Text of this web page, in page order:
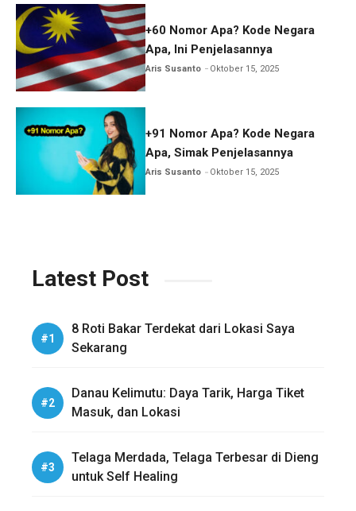
+60 Nomor Apa? Kode Negara
Apa, Ini Penjelasannya
Aris Susanto Oktober 15, 2025
+91 Nomor Apa? Kode Negara
Apa, Simak Penjelasannya
Aris Susanto Oktober 15, 2025
Latest Post
8 Roti Bakar Terdekat dari Lokasi Saya
Sekarang
Danau Kelimutu: Daya Tarik, Harga Tiket
Masuk, dan Lokasi
Telaga Merdada, Telaga Terbesar di Dieng
untuk Self Healing